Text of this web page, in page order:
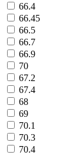
66.4
66.45
66.5
66.7
66.9
70
67.2
67.4
68
69
70.1
70.3
70.4